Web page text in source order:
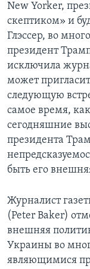
New Yorker,
скептиком» и
Глэссер, во
президент
исключила
может
следующую
самое время,
сегодняшние
президента
быть его
Журналист
(Peter Baker)
внешняя
Украины во
являющимися